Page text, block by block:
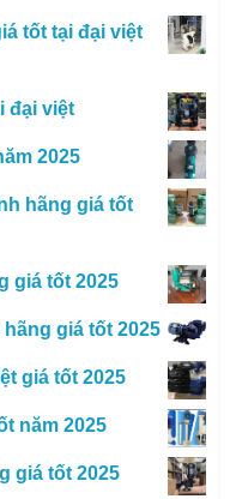
tốt tại đại việt
đại việt
2025
hãng giá tốt
giá tốt 2025
giá tốt 2025
giá tốt 2025
năm 2025
giá tốt 2025